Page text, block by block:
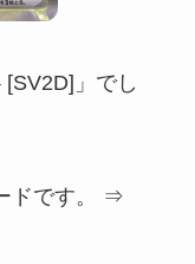
[SV2D]」でし
ドです。 ⇒